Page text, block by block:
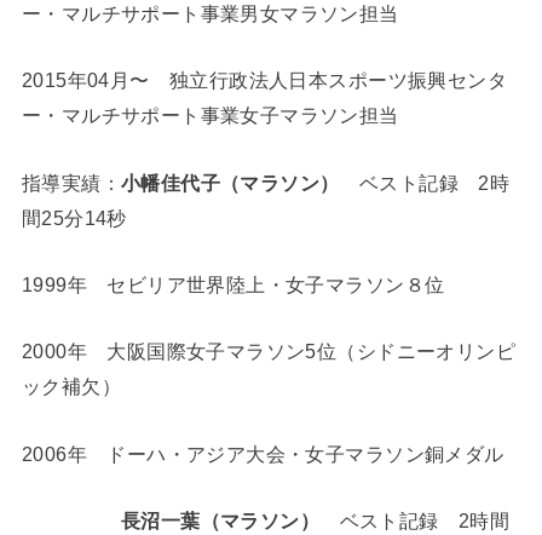
ー・マルチサポート事業男女マラソン担当
2015年04月〜 独立行政法人日本スポーツ振興センタ
ー・マルチサポート事業女子マラソン担当
指導実績： 小幡佳代子（マラソン） ベスト記録 2時
間25分14秒
1999年 セビリア世界陸上・女子マラソン８位
2000年 大阪国際女子マラソン5位（シドニーオリンピ
ック補欠）
2006年 ドーハ・アジア大会・女子マラソン銅メダル
長沼一葉（マラソン） ベスト記録 2時間